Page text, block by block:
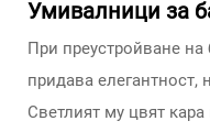
Умивалници за
При преустройване
придава елегантност,
Светлият му цвят